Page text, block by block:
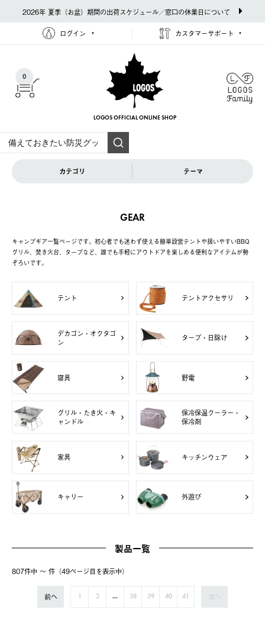
2026年 夏季（お盆）期間の出荷スケジュール／窓口の休業日について
ログイン カスタマーサポート
0
LOGOS OFFICIAL ONLINE SHOP
カテゴリ テーマ
GEAR
キャンプギア一覧ページです。初心者でも迷わず使える簡単設営テントや扱いやすいBBQ
グリル、焚き火台、タープなど、誰でも手軽にアウトドアを楽しめる便利なアイテムが勢
ぞろいです。
テント テントアクセサリ
デカゴン・オクタゴ
ン
タープ・日除け
寝具 野電
グリル・たき火・キ
ャンドル
保冷保温クーラー・
保冷剤
家具 キッチンウェア
キャリー 外遊び
製品一覧
807件中 〜 件（49ページ⽬を表⽰中）
前へ 2 ... 38 39 40 41 次へ